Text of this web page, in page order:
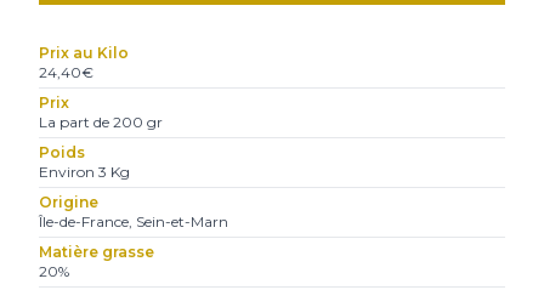
Meaux
MOF
AOP
Prix au Kilo
24,40€
Prix
La part de 200 gr
Poids
Environ 3 Kg
Origine
Île-de-France, Sein-et-Marn
Matière grasse
20%